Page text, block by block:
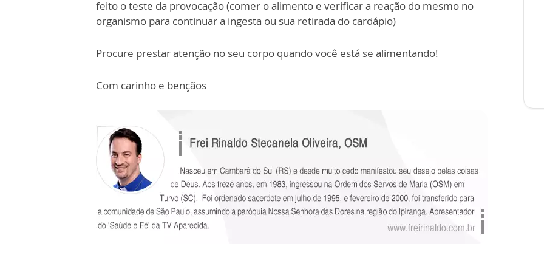
feito o teste da provocação (comer o alimento e verificar a reação do mesmo no
organismo para continuar a ingesta ou sua retirada do cardápio)
Procure prestar atenção no seu corpo quando você está se alimentando!
Com carinho e bençãos